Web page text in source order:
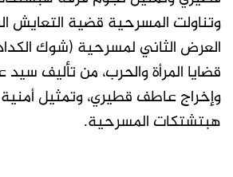
وتناولت المسرحية قضية التعايش
العرض الثاني لمسرحية (شوك
قضايا المرأة والحرب، من تأليف
وإخراج عاطف قطيري، وتمثيل
هبتشتكات المسرحية.